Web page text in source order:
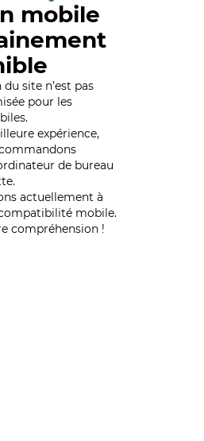
mobile
site n’est pas
pour les
expérience,
de bureau
actuellement à
mobile.
compréhension !